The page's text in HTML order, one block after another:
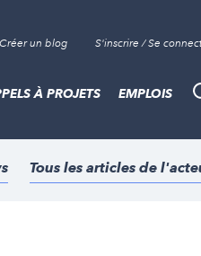
Créer un blog S'inscrire / Se
À PROJETS EMPLOIS
Tous les articles de